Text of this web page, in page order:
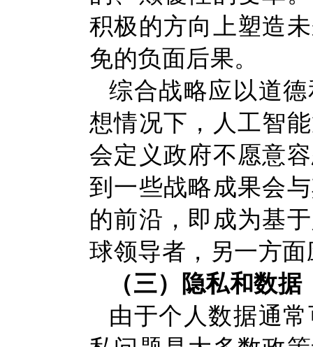
积极的方向上塑造
免的负面后果。
综合战略应以道
想情况下，人工智
会定义政府不愿意
到一些战略成果会
的前沿，即成为基
球领导者，另一方
（三）隐私和数据
由于个人数据通